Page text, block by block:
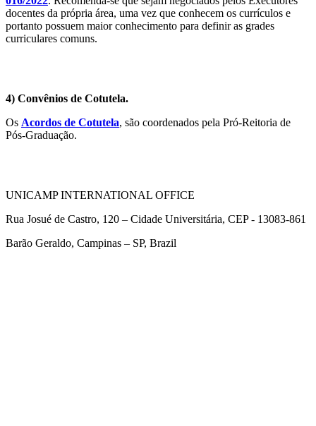
docentes da própria área, uma vez que conhecem os currículos e
portanto possuem maior conhecimento para definir as grades
curriculares comuns.
4) Convênios de Cotutela.
Os Acordos de Cotutela, são coordenados pela Pró-Reitoria de
Pós-Graduação.
UNICAMP INTERNATIONAL OFFICE
Rua Josué de Castro, 120 – Cidade Universitária, CEP - 13083-861
Barão Geraldo, Campinas – SP, Brazil